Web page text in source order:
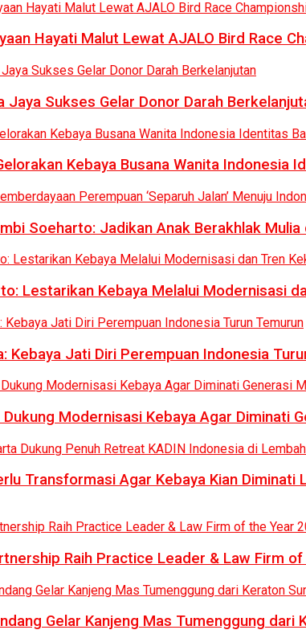
Hayati Malut Lewat AJALO Bird Race
Jaya Sukses Gelar Donor Darah
Kebaya Busana Wanita Indonesia
Soeharto: Jadikan Anak Berakhlak Mulia
Lestarikan Kebaya Melalui Modernisasi
Kebaya Jati Diri Perempuan Indonesia
Modernisasi Kebaya Agar Diminati
Transformasi Agar Kebaya Kian Diminati
Raih Practice Leader & Law Firm
Gelar Kanjeng Mas Tumenggung